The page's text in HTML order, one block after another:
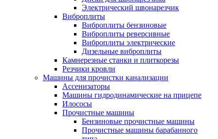
Электрический швонарезчик
Виброплиты
Виброплиты бензиновые
Виброплиты реверсивные
Виброплиты электрические
Дизельные виброплиты
Камнерезные станки и плиткорезы
Резчики кровли
Машины для прочистки канализации
Ассенизаторы
Машины гидродинамические на прицепе
Илососы
Прочистные машины
Бензиновые прочистные машины
Прочистные машины барабанного